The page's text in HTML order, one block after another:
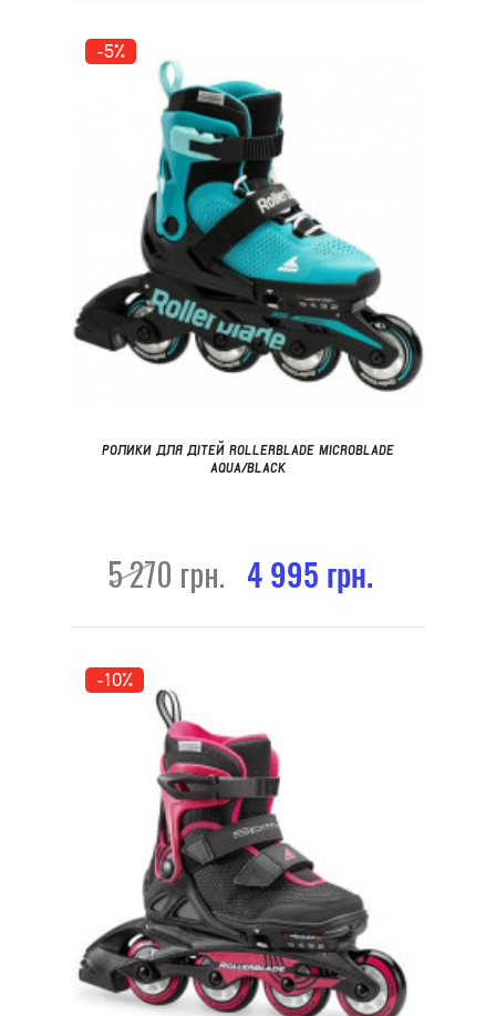
-5%
РОЛИКИ ДЛЯ ДІТЕЙ ROLLERBLADE MICROBLADE
AQUA/BLACK
5 270 грн. 4 995 грн.
-10%